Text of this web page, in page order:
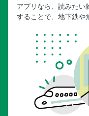
アプリなら、読みたい
することで、地下鉄や